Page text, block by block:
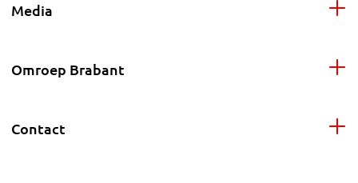
Media
Omroep Brabant
Contact